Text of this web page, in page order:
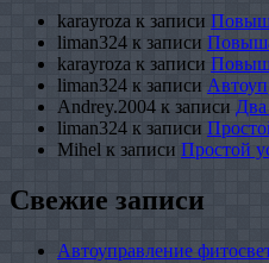
karayroza к записи
liman324 к записи
karayroza к записи
liman324 к записи
Andrey.2004 к записи
liman324 к записи
Mihel к записи Простой
Свежие записи
Автоуправление